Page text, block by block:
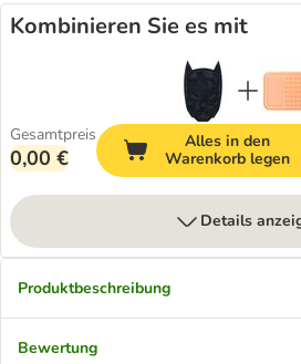
Kombinieren Sie es mit
Gesamtpreis
0,00 €
Alles in den
Warenkorb legen
Details
Produktbeschreibung
Bewertung